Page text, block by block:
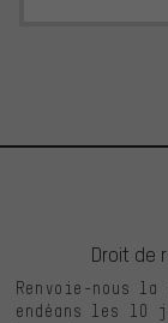
Droit de
Renvoie-nous
endéans les 10